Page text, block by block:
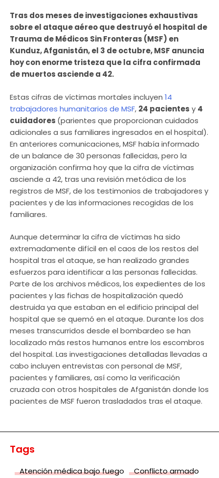
Tras dos meses de investigaciones exhaustivas
sobre el ataque aéreo que destruyó el hospital de
Trauma de Médicos Sin Fronteras (MSF) en
Kunduz, Afganistán, el 3 de octubre, MSF anuncia
hoy con enorme tristeza que la cifra confirmada
de muertos asciende a 42.
Estas cifras de víctimas mortales incluyen 14
trabajadores humanitarios de MSF, 24 pacientes y 4
cuidadores (parientes que proporcionan cuidados
adicionales a sus familiares ingresados en el hospital).
En anteriores comunicaciones, MSF había informado
de un balance de 30 personas fallecidas, pero la
organización confirma hoy que la cifra de víctimas
asciende a 42, tras una revisión metódica de los
registros de MSF, de los testimonios de trabajadores y
pacientes y de las informaciones recogidas de los
familiares.
Aunque determinar la cifra de víctimas ha sido
extremadamente difícil en el caos de los restos del
hospital tras el ataque, se han realizado grandes
esfuerzos para identificar a las personas fallecidas.
Parte de los archivos médicos, los expedientes de los
pacientes y las fichas de hospitalización quedó
destruida ya que estaban en el edificio principal del
hospital que se quemó en el ataque. Durante los dos
meses transcurridos desde el bombardeo se han
localizado más restos humanos entre los escombros
del hospital. Las investigaciones detalladas llevadas a
cabo incluyen entrevistas con personal de MSF,
pacientes y familiares, así como la verificación
cruzada con otros hospitales de Afganistán donde los
pacientes de MSF fueron trasladados tras el ataque.
Tags
Atención médica bajo fuego
Conflicto armado